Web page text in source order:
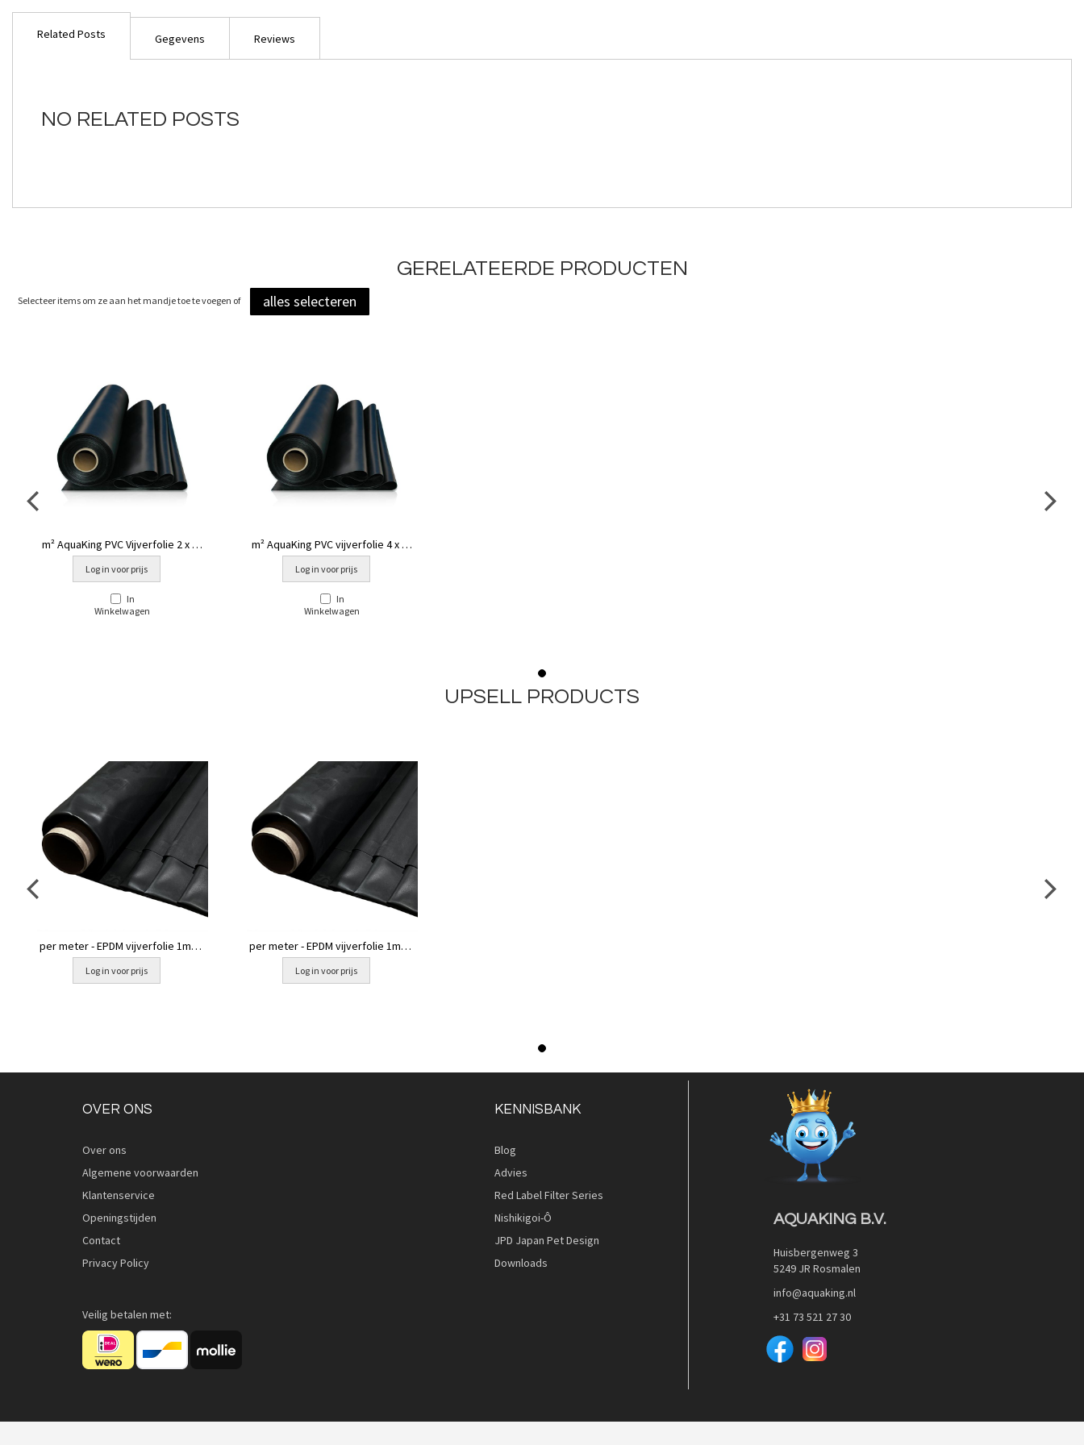
gallerij
Related Posts
NO RELATED POSTS
Gegevens Reviews
GERELATEERDE PRODUCTEN
Selecteer items om ze aan het mandje toe te voegen of alles selecteren
m² AquaKing PVC Vijverfolie 2 x 50
mtr
Log in voor prijs
In
Winkelwagen
m² AquaKing PVC vijverfolie 4 x 25
mtr
Log in voor prijs
In
Winkelwagen
UPSELL PRODUCTS
per meter - EPDM vijverfolie 1mm -
3 mtr breed
Log in voor prijs
per meter - EPDM vijverfolie 1mm -
4.5 mtr breed
Log in voor prijs
OVER ONS
Over ons
Algemene voorwaarden
Klantenservice
Openingstijden
Contact
Privacy Policy
Veilig betalen met:
KENNISBANK
Blog
Advies
Red Label Filter Series
Nishikigoi-Ô
JPD Japan Pet Design
Downloads
AQUAKING B.V.
Huisbergenweg 3
5249 JR Rosmalen
info@aquaking.nl
+31 73 521 27 30